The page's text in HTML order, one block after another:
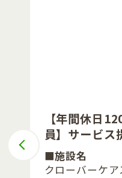
【年間休日
員】サービス
■施設名
クローバーケ